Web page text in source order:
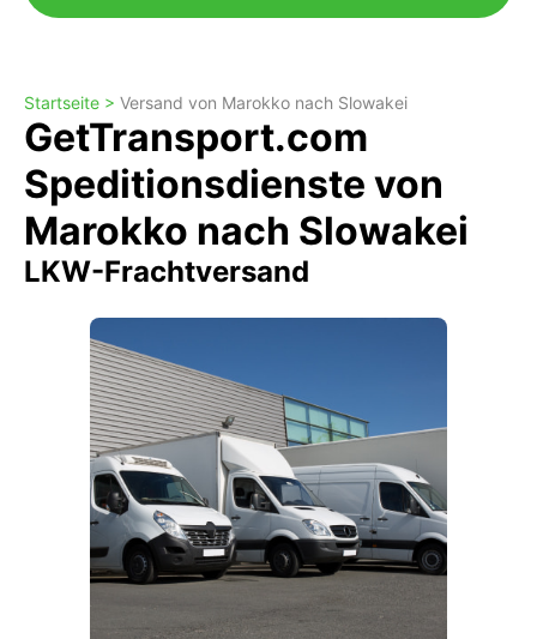
Startseite > Versand von Marokko nach Slowakei
GetTransport.com
Speditionsdienste von
Marokko nach Slowakei
LKW-Frachtversand